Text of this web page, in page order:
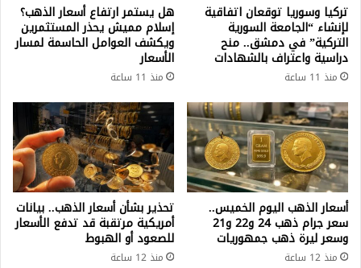
تركيا وسوريا توقعان اتفاقية
لإنشاء “الجامعة السورية
التركية” في دمشق.. منح
دراسية واعتراف بالشهادات
منذ 11 ساعة
هل يستمر ارتفاع أسعار الذهب؟
إسلام مميش يحذر المستثمرين
ويكشف العوامل الحاسمة لمسار
الأسعار
منذ 11 ساعة
أسعار الذهب اليوم الخميس..
سعر جرام ذهب 24 و22 و21
وسعر ليرة ذهب جمهوريات
منذ 12 ساعة
تحذير بشأن أسعار الذهب.. بيانات
أمريكية مرتقبة قد تدفع الأسعار
للصعود أو الهبوط
منذ 12 ساعة